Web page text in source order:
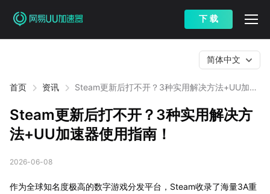
下 载
首页 资讯
Steam更新后打不开？3种实用解决方法+UU加速
简体中文
Steam更新后打不开？3种实用解决方
法+UU加速器使用指南！
2026-06-08
作为全球知名度极高的数字游戏分发平台，Steam收录了海量3A重